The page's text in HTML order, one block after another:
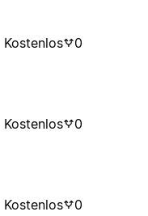
Kostenlos 0
Kostenlos 0
Kostenlos 0